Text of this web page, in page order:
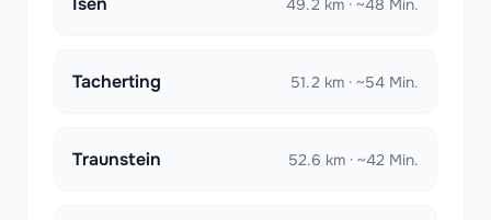
Tacherting 51.2 km · ~54 Min.
Traunstein 52.6 km · ~42 Min.